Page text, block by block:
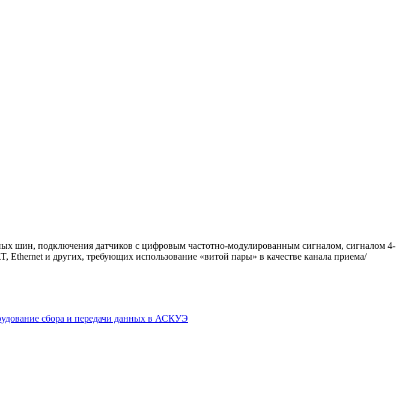
подключения датчиков с цифровым частотно-модулированным сигналом, сигналом 4-
и других, требующих использование «витой пары» в качестве канала приема/
сбора и передачи данных в АСКУЭ